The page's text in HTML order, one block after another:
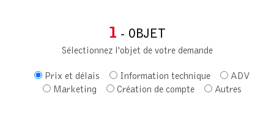
1 - OBJET
Sélectionnez l'objet de votre demande
Prix et délais Information technique
ADV
Marketing
Création de compte Autres